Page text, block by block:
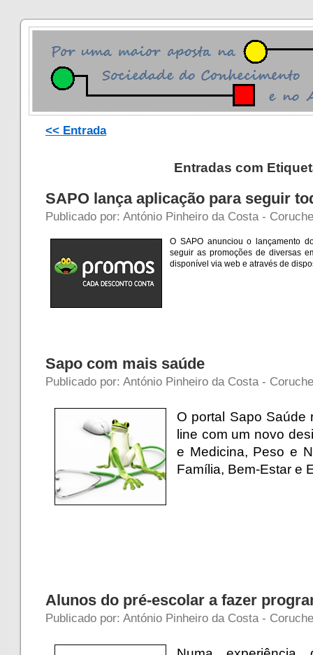
<< Entrada
Entradas com
SAPO lança aplicação para seguir
Publicado por: António Pinheiro da Costa -
O SAPO anunciou o lançamento
seguir as promoções de diversas
disponível via web e através de
Sapo com mais saúde
Publicado por: António Pinheiro da Costa -
O portal Sapo Saúde
line com um novo
e Medicina, Peso e
Família, Bem-Estar e
Alunos do pré-escolar a fazer
Publicado por: António Pinheiro da Costa -